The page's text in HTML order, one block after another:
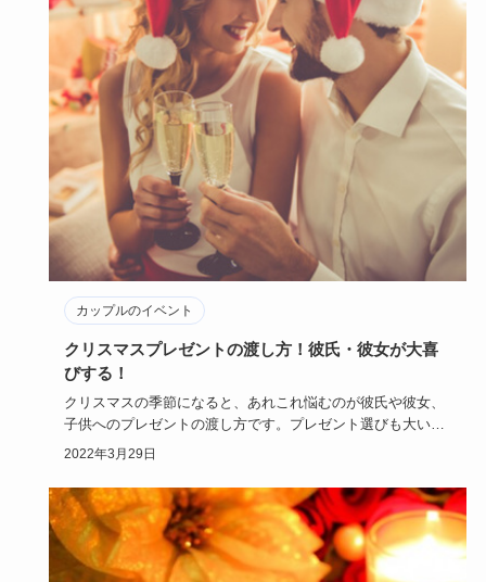
カップルのイベント
クリスマスプレゼントの渡し方！彼氏・彼女が大喜
びする！
クリスマスの季節になると、あれこれ悩むのが彼氏や彼女、
子供へのプレゼントの渡し方です。プレゼント選びも大いに
悩みますが、や…
2022年3月29日